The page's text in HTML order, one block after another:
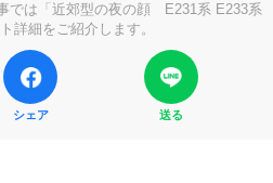
では「近郊型の夜の顔 E231系 E233系
詳細をご紹介します。
シェア 送る